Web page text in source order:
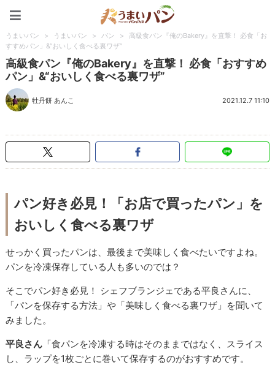
うまいパン > うまいパン > パン >
高級食パン『俺のBakery』を直撃！ 必食「お
すすめパン」&“おいしく食べる裏ワザ”
高級食パン『俺のBakery』を直撃！ 必食「おすすめ
パン」&“おいしく食べる裏ワザ”
牡丹餅 あんこ 2021.12.7 11:10
パン好き必見！「お店で買ったパン」を
おいしく食べる裏ワザ
せっかく買ったパンは、最後まで美味しく食べたいですよね。
パンを冷凍保存している人も多いのでは？
そこでパン好き必見！ シェフブランジェである平良さんに、
「パンを保存する方法」や「美味しく食べる裏ワザ」を聞いて
みました。
平良さん 「食パンを冷凍する時はそのままではなく、スライス
し、ラップを1枚ごとに巻いて保存するのがおすすめです。